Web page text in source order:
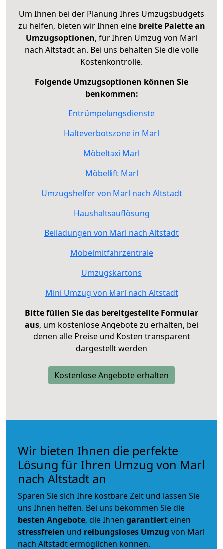
Um Ihnen bei der Planung Ihres Umzugsbudgets
zu helfen, bieten wir Ihnen eine breite Palette an
Umzugsoptionen, für Ihren Umzug von Marl
nach Altstadt an. Bei uns behalten Sie die volle
Kostenkontrolle.
Folgende Umzugsoptionen können Sie
benkommen:
Entrümpelungsdienste
Halteverbotszone in Marl
Möbeltaxi Marl
Möbellift Marl
Umzugshelfer von Marl nach Altstadt
Haushaltsauflösung
Beiladungen von Marl nach Altstadt
Möbelmitfahrzentrale
Umzugskartons
Mini Umzug von Marl nach Altstadt
Bitte füllen Sie das bereitgestellte Formular
aus, um kostenlose Angebote zu erhalten, bei
denen alle Preise und Kosten transparent
dargestellt werden
Kostenlose Angebote erhalten
Wir bieten Ihnen die perfekte
Lösung für Ihren Umzug von Marl
nach Altstadt an
Sparen Sie sich Ihre kostbare Zeit und lassen Sie
uns Ihnen helfen. Bei uns bekommen Sie die
besten Angebote, die Ihnen garantiert einen
stressfreien und reibungsloses Umzug von Marl
nach Altstadt ermöglichen können.